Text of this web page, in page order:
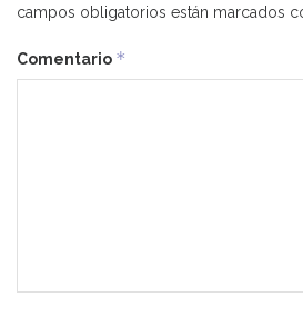
campos obligatorios están marcados
Comentario *